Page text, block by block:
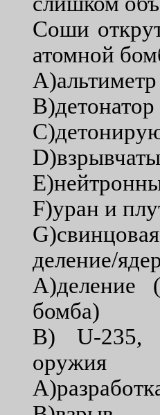
Соши
атомной
A)альтиметр
F)уран и
деление/
A)деление
бомба)
B) U-235,
оружия